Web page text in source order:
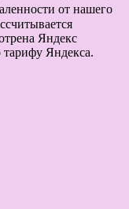
от нашего
Яндекс
тарифу Яндекса.